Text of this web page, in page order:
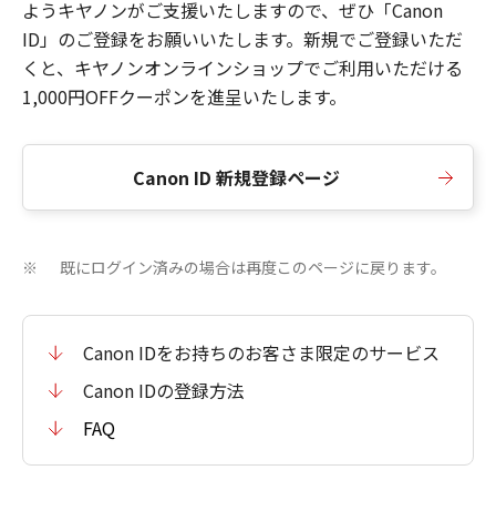
ようキヤノンがご支援いたしますので、ぜひ「Canon
ID」のご登録をお願いいたします。新規でご登録いただ
くと、キヤノンオンラインショップでご利用いただける
1,000円OFFクーポンを進呈いたします。
Canon ID 新規登録ページ
※ 既にログイン済みの場合は再度このページに戻ります。
Canon IDをお持ちのお客さま限定のサービス
Canon IDの登録方法
FAQ